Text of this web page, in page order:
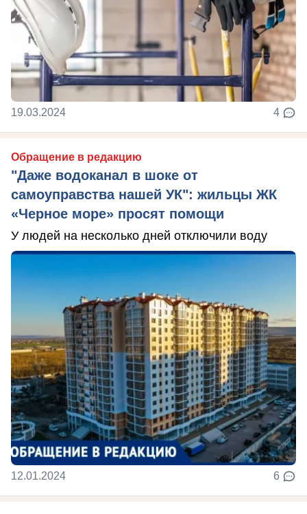
19.03.2024 4
Обращение в редакцию
"Даже водоканал в шоке от
самоуправства нашей УК": жильцы ЖК
«Черное море» просят помощи
У людей на несколько дней отключили воду
12.01.2024 6